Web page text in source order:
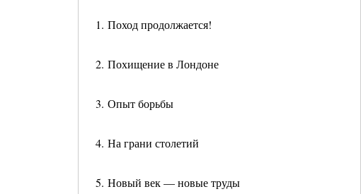
1. Поход продолжается!
2. Похищение в Лондоне
3. Опыт борьбы
4. На грани столетий
5. Новый век — новые труды